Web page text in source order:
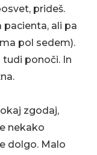
prideš.
ali pa
pol sedem).
tudi ponoči. In
zgodaj,
nekako
dolgo. Malo